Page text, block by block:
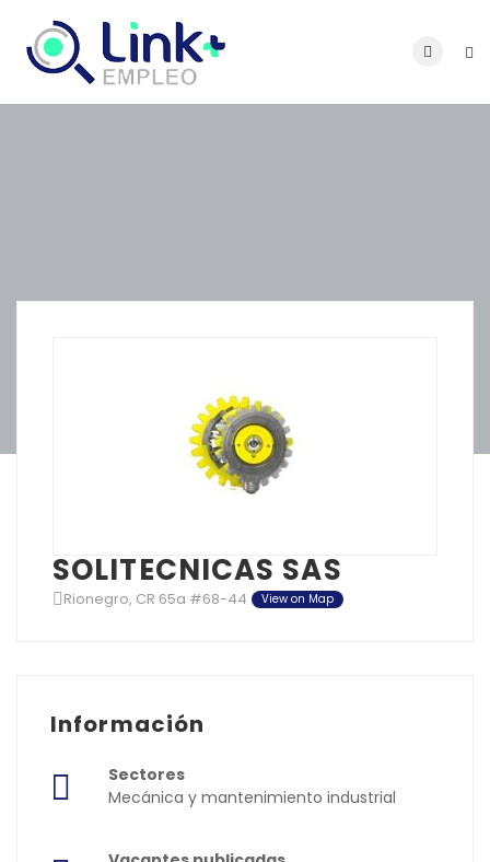
SOLITECNICAS SAS
Rionegro, CR 65a #68-44 View on Map
Información
Sectores
Mecánica y mantenimiento industrial